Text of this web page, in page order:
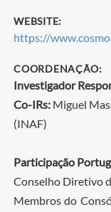
WEBSITE:
https://
COORDENAÇÃO:
Investigador
Co-IRs: Miguel
(INAF)
Participação
Conselho Diretivo
Membros do